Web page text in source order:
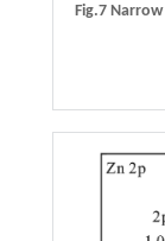
Fig.7